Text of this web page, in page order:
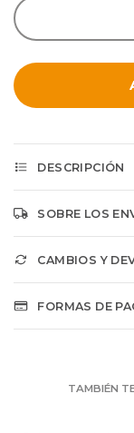
DESCRIPCIÓN
SOBRE LOS
CAMBIOS Y
FORMAS DE
TAMBIÉN